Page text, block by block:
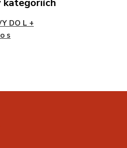
kategoriích
DO L +
s